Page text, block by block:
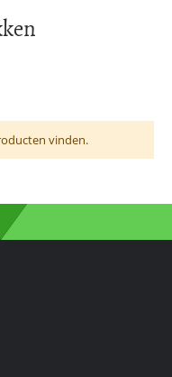
vinden.